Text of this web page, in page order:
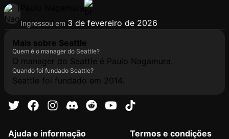
Ingressou em 3 de fevereiro de 2026
Mais sobre Seattle
Quem é o manager do Seattle?
O manager do Seattle é Paulo Nagamura.
Quando foi fundado Seattle?
Seattle foi fundado em 2014.
Ajuda e informação
Termos e condições